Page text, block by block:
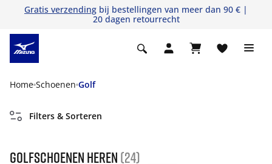
Gratis verzending bij bestellingen van meer dan 90 € |
20 dagen retourrecht
Home Schoenen Golf
Filters & Sorteren
Golfschoenen heren (24)